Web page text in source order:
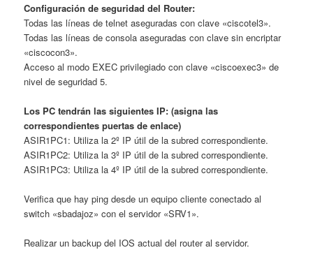
Configuración de seguridad del Router:
Todas las líneas de telnet aseguradas con clave «ciscotel3».
Todas las líneas de consola aseguradas con clave sin encriptar
«ciscocon3».
Acceso al modo EXEC privilegiado con clave «ciscoexec3» de
nivel de seguridad 5.
Los PC tendrán las siguientes IP: (asigna las
correspondientes puertas de enlace)
ASIR1PC1: Utiliza la 2º IP útil de la subred correspondiente.
ASIR1PC2: Utiliza la 3º IP útil de la subred correspondiente.
ASIR1PC3: Utiliza la 4º IP útil de la subred correspondiente.
Verifica que hay ping desde un equipo cliente conectado al
switch «sbadajoz» con el servidor «SRV1».
Realizar un backup del IOS actual del router al servidor.